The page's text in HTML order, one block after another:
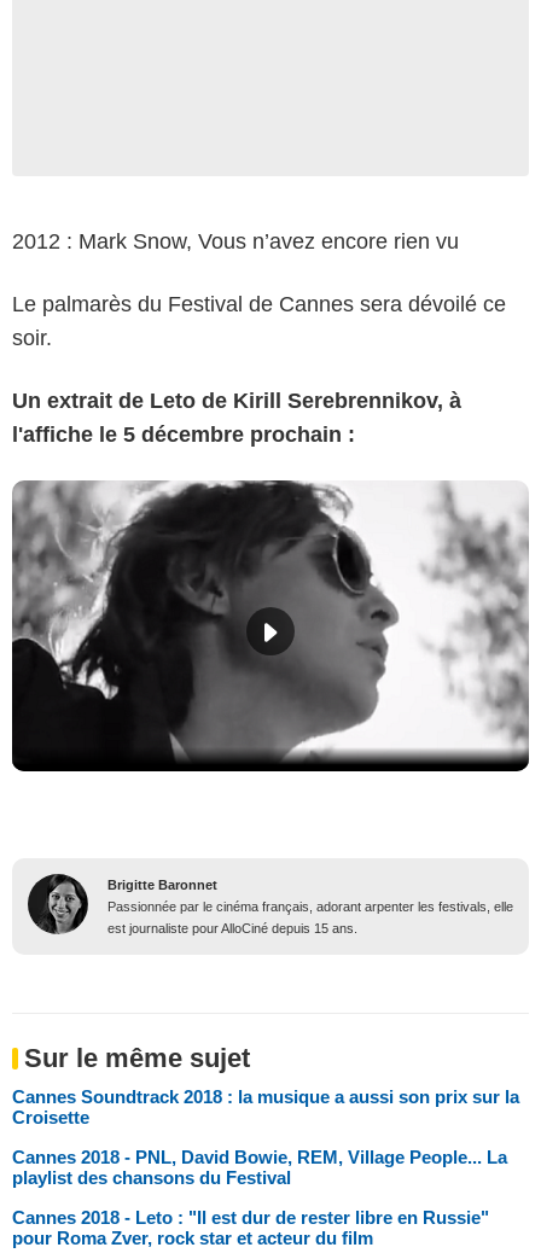
2012 : Mark Snow, Vous n’avez encore rien vu
Le palmarès du Festival de Cannes sera dévoilé ce
soir.
Un extrait de Leto de Kirill Serebrennikov, à
l'affiche le 5 décembre prochain :
Brigitte Baronnet
Passionnée par le cinéma français, adorant arpenter les festivals, elle
est journaliste pour AlloCiné depuis 15 ans.
Sur le même sujet
Cannes Soundtrack 2018 : la musique a aussi son prix sur la
Croisette
Cannes 2018 - PNL, David Bowie, REM, Village People... La
playlist des chansons du Festival
Cannes 2018 - Leto : "Il est dur de rester libre en Russie"
pour Roma Zver, rock star et acteur du film